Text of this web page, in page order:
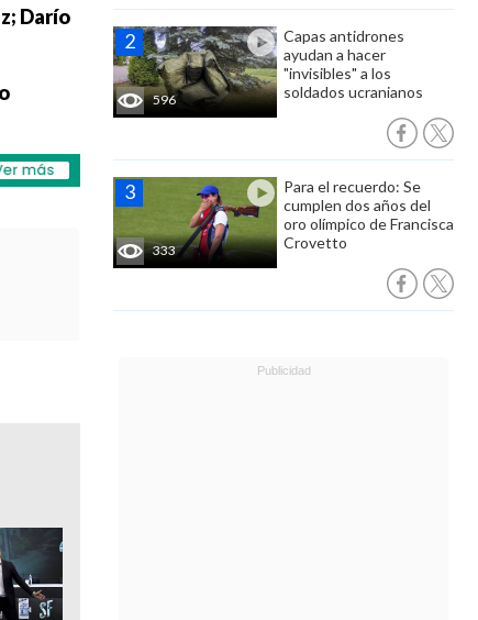
596
Capas antidrones
ayudan a hacer
"invisibles" a los
soldados ucranianos
333
Para el recuerdo: Se
cumplen dos años del
oro olímpico de Francisca
Crovetto
Darío